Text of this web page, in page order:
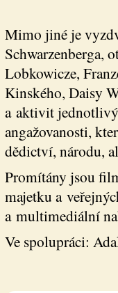
Mimo jiné je
Schwarzenberga,
Lobkowicze,
Kinského, Daisy
a aktivit
angažovanosti,
dědictví, národu,
Promítány jsou
majetku a
a multimediální
Ve spolupráci: